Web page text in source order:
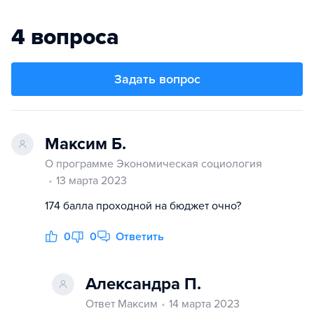
4 вопроса
Задать вопрос
Максим Б.
О программе Экономическая социология
13 марта 2023
174 балла проходной на бюджет очно?
0 0 Ответить
Александра П.
Ответ Максим
14 марта 2023